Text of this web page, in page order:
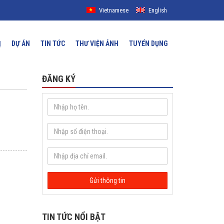
Vietnamese English
DỰ ÁN TIN TỨC THƯ VIỆN ẢNH TUYỂN DỤNG
ĐĂNG KÝ
TIN TỨC NỔI BẬT